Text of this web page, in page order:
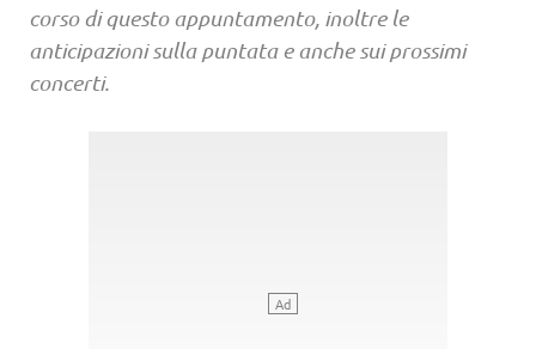
corso di questo appuntamento, inoltre le
anticipazioni sulla puntata e anche sui prossimi
concerti.